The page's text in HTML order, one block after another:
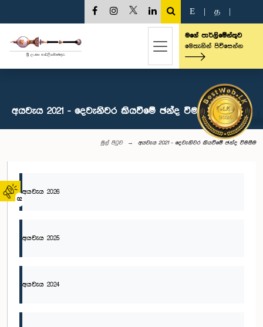
02
E த
මගේ පාර්ලිමේන්තුව
මෙතැනින් පිවිසෙන්න
අයවැය 2021 - දෙවැනිවර කියවීමේ ඡන්ද විමසීම
මුල් පිටුව අයවැය 2021 - දෙවැනිවර කියවීමේ ඡන්ද විමසීම
අයවැය 2026
අයවැය 2025
අයවැය 2024